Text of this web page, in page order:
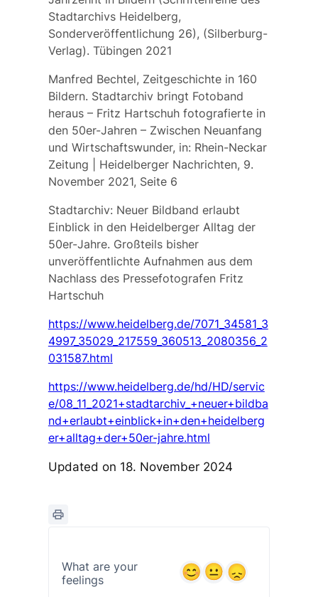
Stadtarchivs Heidelberg,
Sonderveröffentlichung 26), (Silberburg-
Verlag). Tübingen 2021
Manfred Bechtel, Zeitgeschichte in 160
Bildern. Stadtarchiv bringt Fotoband
heraus – Fritz Hartschuh fotografierte in
den 50er-Jahren – Zwischen Neuanfang
und Wirtschaftswunder, in: Rhein-Neckar
Zeitung | Heidelberger Nachrichten, 9.
November 2021, Seite 6
Stadtarchiv: Neuer Bildband erlaubt
Einblick in den Heidelberger Alltag der
50er-Jahre. Großteils bisher
unveröffentlichte Aufnahmen aus dem
Nachlass des Pressefotografen Fritz
Hartschuh
https://www.heidelberg.de/7071_34581_3
4997_35029_217559_360513_2080356_2
031587.html
https://www.heidelberg.de/hd/HD/servic
e/08_11_2021+stadtarchiv_+neuer+bildba
nd+erlaubt+einblick+in+den+heidelberg
er+alltag+der+50er-jahre.html
Updated on 18. November 2024
What are your
feelings